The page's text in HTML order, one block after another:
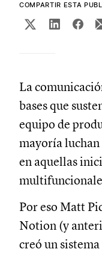
COMPARTIR ESTA
La
bases que
equipo de
mayoría
en aquellas
Por eso Matt
Notion (y
creó un